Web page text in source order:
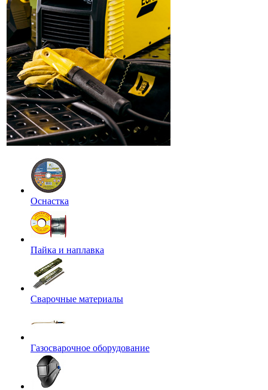
Оснастка
Пайка и наплавка
Сварочные материалы
Газосварочное оборудование